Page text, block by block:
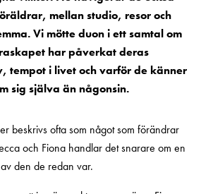
mellan studio, resor och
Vi mötte duon i ett samtal om
har påverkat deras
tempot i livet och varför de känner
sig själva än någonsin.
beskrivs ofta som något som förändrar
och Fiona handlar det snarare om en
den de redan var.